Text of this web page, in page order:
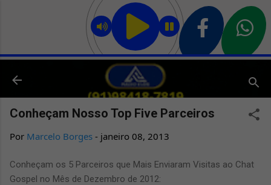
Pular para o conteúdo principal
Conheçam Nosso Top Five Parceiros
Por Marcelo Borges - janeiro 08, 2013
Conheçam os 5 Parceiros que Mais Enviaram Visitas ao Chat
Gospel no Mês de Dezembro de 2012: